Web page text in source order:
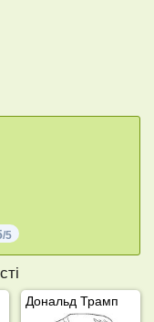
/5
Дональд Трамп